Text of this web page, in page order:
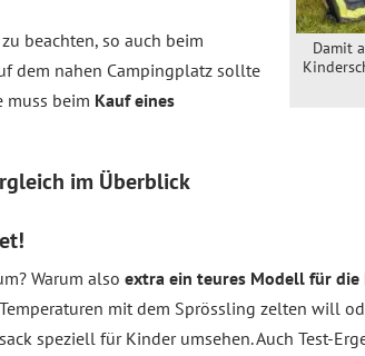
Damit
beachten, so auch beim
dem nahen Campingplatz sollte
muss beim Kauf eines
im Überblick
Warum also extra ein teures Modell für die
mit dem Sprössling zelten will
speziell für Kinder umsehen. Auch Test-